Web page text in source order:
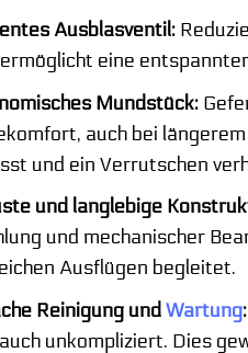
Ausblasventil:
eine
Mundstück:
auch bei
und ein Verrutschen
und langlebige
und mechanischer
Ausflügen begleitet.
Reinigung undWartung:
unkompliziert. Dies